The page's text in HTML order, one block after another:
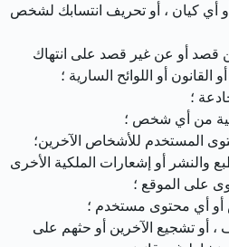
كيان ، أو تحريف انتسابك لشخص
قصد أو عن غير قصد على انتهاك
القانون أو اللوائح السارية ؛
؛
من أي شخص ؛
المستخدم للأشخاص الآخرين؛
والنشر أو إشعارات الملكية الأخرى
على الموقع ؛
أي محتوى مستخدم ؛
، أو تشجيع الآخرين أو حثهم على